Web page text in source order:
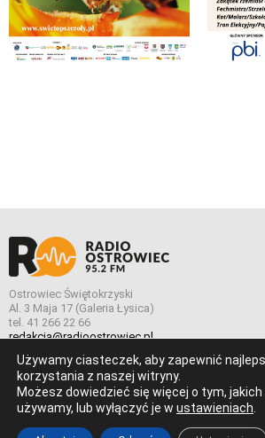
Ostrowiec Świętokrzyski
Al. 3 Maja 17 (Galeria Łysica)
tel. 41 266 22 66
redakcja@radioostrowiec.pl
© Wszelkie prawa zastrzeżone. Radio
Ostrowiec.
Używamy ciasteczek, aby zapewnić
korzystania z naszej witryny.
Możesz dowiedzieć się więcej o tym,
używamy, lub wyłączyć je w ustawieniach